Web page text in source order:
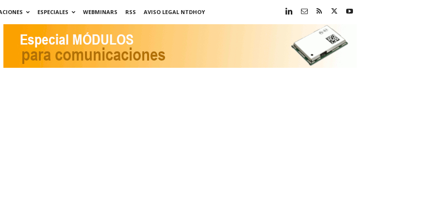
ESPECIALES WEBMINARS RSS
AVISO LEGAL NTDHOY